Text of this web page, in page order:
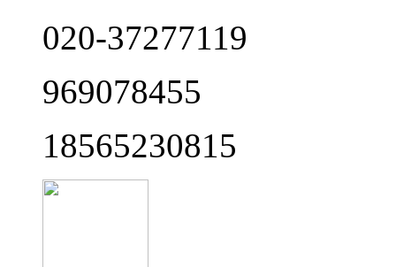
020-37277119
969078455
18565230815